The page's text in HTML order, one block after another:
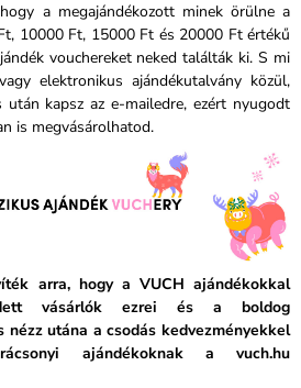
a megajándékozott minek örülne a
10000 Ft, 15000 Ft és 20000 Ft értékű
vouchereket neked találták ki. S mi
elektronikus ajándékutalvány közül,
kapsz az e-mailedre, ezért nyugodt
is megvásárolhatod.
arra, hogy a VUCH ajándékokkal
vásárlók ezrei és a boldog
nézz utána a csodás kedvezményekkel
ajándékoknak a vuch.hu